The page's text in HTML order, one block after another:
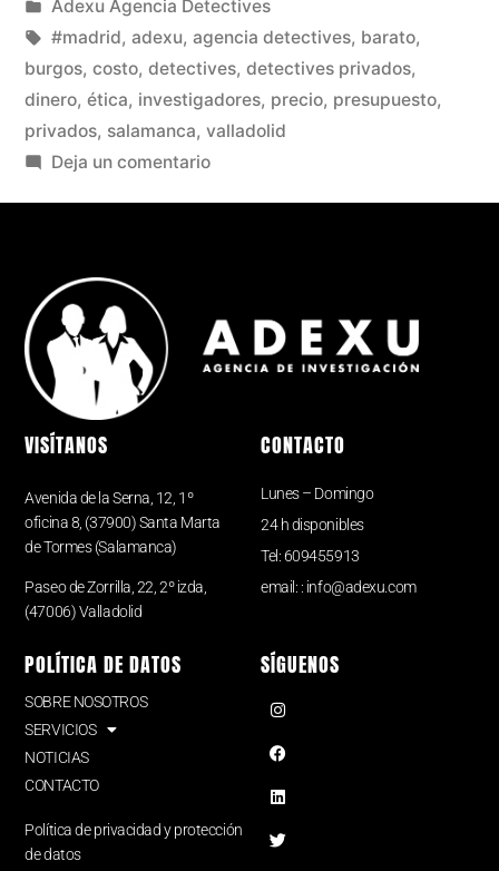
Adexu Agencia Detectives
#madrid, adexu, agencia detectives, barato,
burgos, costo, detectives, detectives privados,
dinero, ética, investigadores, precio, presupuesto,
privados, salamanca, valladolid
Deja un comentario
VISÍTANOS
Avenida de la Serna, 12, 1º
oficina 8, (37900) Santa Marta
de Tormes (Salamanca)
Paseo de Zorrilla, 22, 2º izda,
(47006) Valladolid
CONTACTO
Lunes – Domingo
24 h disponibles
Tel: 609455913
email: : info@adexu.com
POLÍTICA DE DATOS
SOBRE NOSOTROS
SERVICIOS
NOTICIAS
CONTACTO
Política de privacidad y protección
de datos
SÍGUENOS